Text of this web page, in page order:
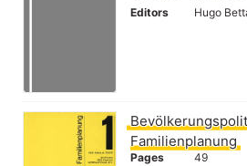
Editors Hugo
Familienplanung
Pages 49